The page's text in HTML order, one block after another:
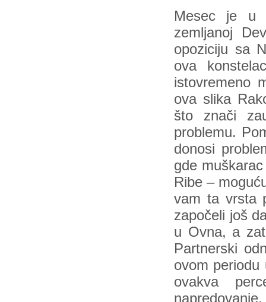
Mesec je u
zemljanoj
opoziciju sa
ova
istovremeno
ova slika
što znači
problemu.
donosi
gde
Ribe –
vam ta vrsta
započeli još
u Ovna, a
Partnerski
ovom periodu
ovakva
napredovanje.